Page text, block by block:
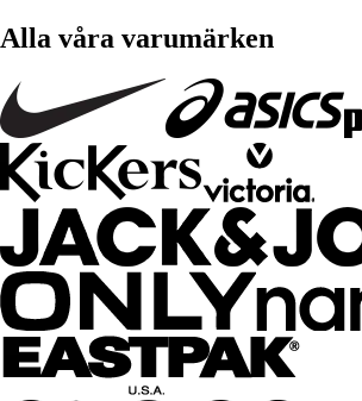
Alla våra varumärken